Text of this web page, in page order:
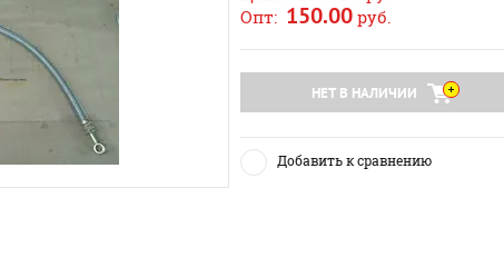
Опт: 150.00 руб.
НЕТ В НАЛИЧИИ
Добавить к сравнению